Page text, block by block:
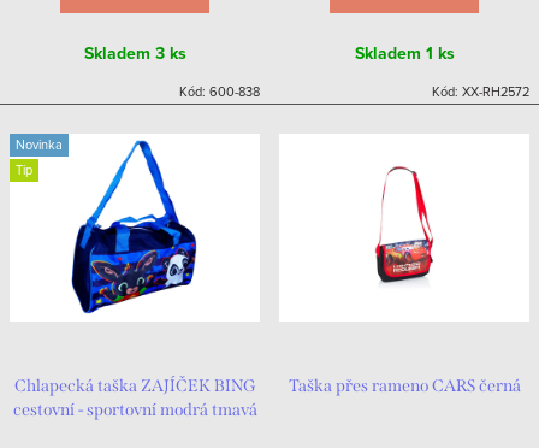
Skladem 3 ks
Kód: 600-838
Skladem 1 ks
Kód: XX-RH2572
Novinka
Tip
Chlapecká taška ZAJÍČEK BING
cestovní - sportovní modrá tmavá
Taška přes rameno CARS černá